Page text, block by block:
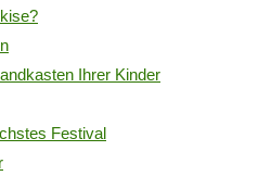
Ihrer Kinder
Festival